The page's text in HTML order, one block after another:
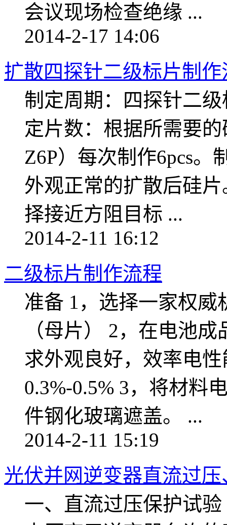
会议现场检查绝缘 ...
2014-2-17 14:06
扩散四探针二级标片制作
制定周期：四探针二
定片数：根据所需要
Z6P）每次制作6pcs。
外观正常的扩散后硅
择接近方阻目标 ...
2014-2-11 16:12
二级标片制作流程
准备 1，选择一家权
（母片） 2，在电池
求外观良好，效率电
0.3%-0.5% 3，将材料
件钢化玻璃遮盖。 ...
2014-2-11 15:19
光伏并网逆变器直流过
一、直流过压保护试